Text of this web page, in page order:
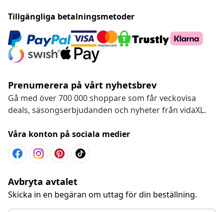
Tillgängliga betalningsmetoder
Prenumerera på vårt nyhetsbrev
Gå med över 700 000 shoppare som får veckovisa
deals, säsongserbjudanden och nyheter från vidaXL.
Våra konton på sociala medier
Avbryta avtalet
Skicka in en begäran om uttag för din beställning.